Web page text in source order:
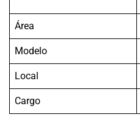
Área
Modelo
Local
Cargo